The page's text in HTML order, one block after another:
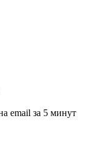
email за 5 минут